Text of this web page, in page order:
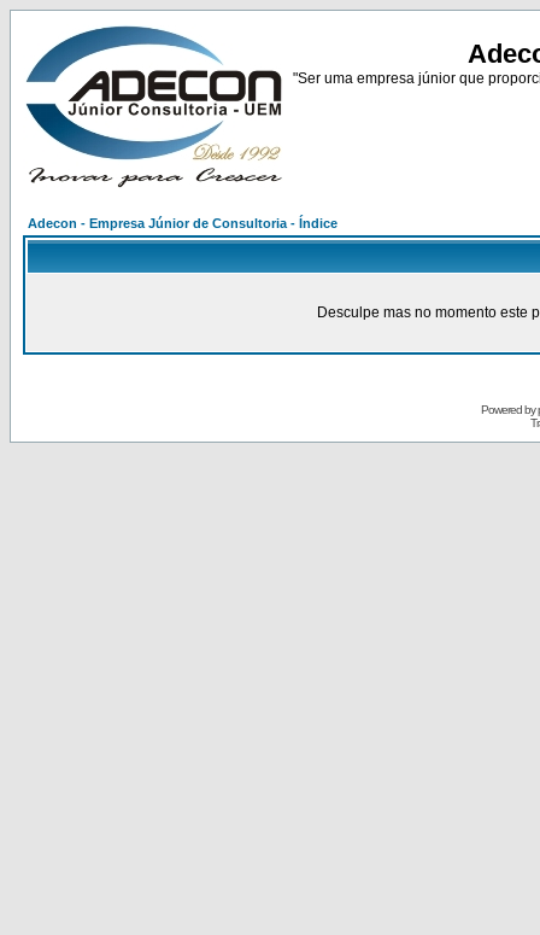
"Ser uma empresa júnior que
Adecon - Empresa Júnior de Consultoria - Índice
Desculpe mas no momento este
Powered by